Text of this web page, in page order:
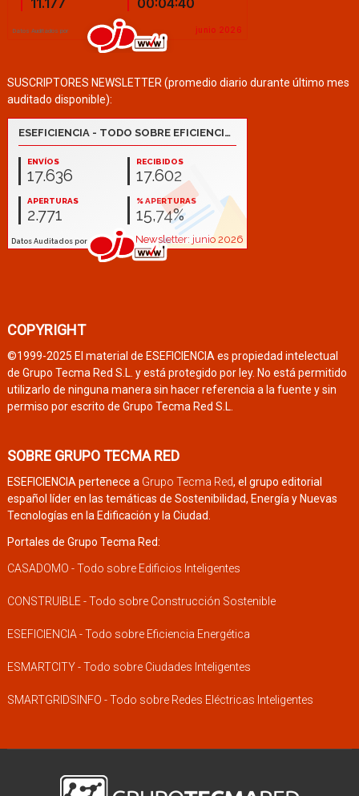
SUSCRIPTORES NEWSLETTER (promedio diario durante último mes
auditado disponible):
COPYRIGHT
©1999-2025 El material de ESEFICIENCIA es propiedad intelectual
de Grupo Tecma Red S.L. y está protegido por ley. No está permitido
utilizarlo de ninguna manera sin hacer referencia a la fuente y sin
permiso por escrito de Grupo Tecma Red S.L.
SOBRE GRUPO TECMA RED
ESEFICIENCIA pertenece a Grupo Tecma Red, el grupo editorial
español líder en las temáticas de Sostenibilidad, Energía y Nuevas
Tecnologías en la Edificación y la Ciudad.
Portales de Grupo Tecma Red:
CASADOMO - Todo sobre Edificios Inteligentes
CONSTRUIBLE - Todo sobre Construcción Sostenible
ESEFICIENCIA - Todo sobre Eficiencia Energética
ESMARTCITY - Todo sobre Ciudades Inteligentes
SMARTGRIDSINFO - Todo sobre Redes Eléctricas Inteligentes